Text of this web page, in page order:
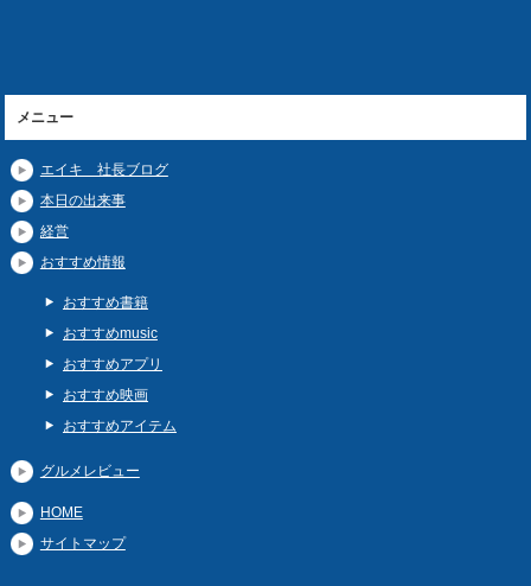
メニュー
エイキ 社長ブログ
本日の出来事
経営
おすすめ情報
おすすめ書籍
おすすめmusic
おすすめアプリ
おすすめ映画
おすすめアイテム
グルメレビュー
HOME
サイトマップ